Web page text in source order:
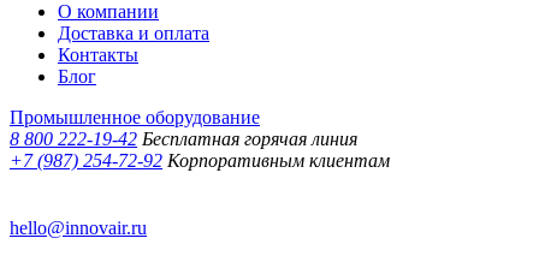
О компании
Доставка и оплата
Контакты
Блог
Промышленное оборудование
8 800 222-19-42 Бесплатная горячая линия
+7 (987) 254-72-92 Корпоративным клиентам
hello@innovair.ru